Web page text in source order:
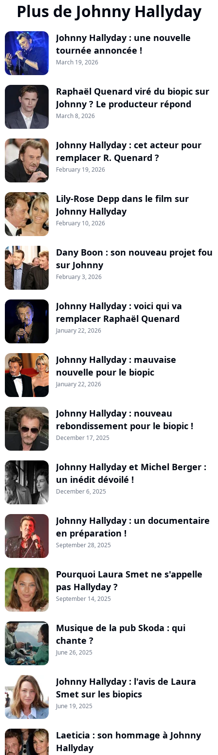
Plus de Johnny Hallyday
Johnny Hallyday : une nouvelle
tournée annoncée !
March 19, 2026
Raphaël Quenard viré du biopic sur
Johnny ? Le producteur répond
March 8, 2026
Johnny Hallyday : cet acteur pour
remplacer R. Quenard ?
February 19, 2026
Lily-Rose Depp dans le film sur
Johnny Hallyday
February 10, 2026
Dany Boon : son nouveau projet fou
sur Johnny
February 3, 2026
Johnny Hallyday : voici qui va
remplacer Raphaël Quenard
January 22, 2026
Johnny Hallyday : mauvaise
nouvelle pour le biopic
January 22, 2026
Johnny Hallyday : nouveau
rebondissement pour le biopic !
December 17, 2025
Johnny Hallyday et Michel Berger :
un inédit dévoilé !
December 6, 2025
Johnny Hallyday : un documentaire
en préparation !
September 28, 2025
Pourquoi Laura Smet ne s'appelle
pas Hallyday ?
September 14, 2025
Musique de la pub Skoda : qui
chante ?
June 26, 2025
Johnny Hallyday : l'avis de Laura
Smet sur les biopics
June 19, 2025
Laeticia : son hommage à Johnny
Hallyday